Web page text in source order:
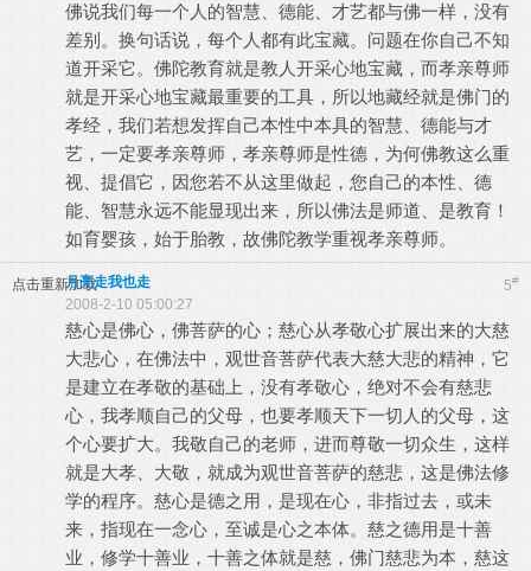
佛说我们每一个人的智慧、德能、才艺都与佛一样，没有
差别。换句话说，每个人都有此宝藏。问题在你自己不知
道开采它。佛陀教育就是教人开采心地宝藏，而孝亲尊师
就是开采心地宝藏最重要的工具，所以地藏经就是佛门的
孝经，我们若想发挥自己本性中本具的智慧、德能与才
艺，一定要孝亲尊师，孝亲尊师是性德，为何佛教这么重
视、提倡它，因您若不从这里做起，您自己的本性、德
能、智慧永远不能显现出来，所以佛法是师道、是教育！
如育婴孩，始于胎教，故佛陀教学重视孝亲尊师。
点击重新加载 5#
月亮走我也走
2008-2-10 05:00:27
慈心是佛心，佛菩萨的心；慈心从孝敬心扩展出来的大慈
大悲心，在佛法中，观世音菩萨代表大慈大悲的精神，它
是建立在孝敬的基础上，没有孝敬心，绝对不会有慈悲
心，我孝顺自己的父母，也要孝顺天下一切人的父母，这
个心要扩大。我敬自己的老师，进而尊敬一切众生，这样
就是大孝、大敬，就成为观世音菩萨的慈悲，这是佛法修
学的程序。慈心是德之用，是现在心，非指过去，或未
来，指现在一念心，至诚是心之本体。慈之德用是十善
业，修学十善业，十善之体就是慈，佛门慈悲为本，慈这